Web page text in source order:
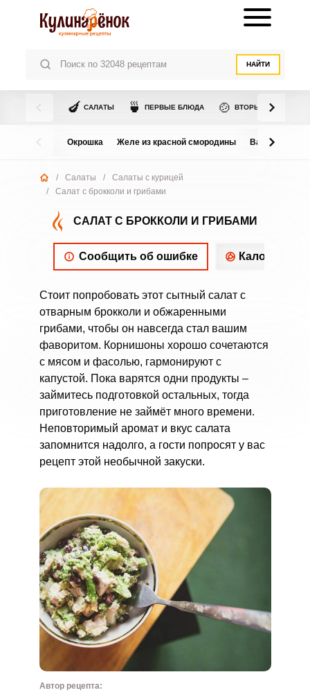
НАЙТИ
🍆 САЛАТЫ 🍵 ПЕРВЫЕ БЛЮДА 🍲 ВТОРЫЕ БЛЮДА
Окрошка Желе из красной смородины Варенье из
/ Салаты /
Салаты с курицей
/
Салат с брокколи и грибами
САЛАТ С БРОККОЛИ И ГРИБАМИ
Сообщить об ошибке
Стоит попробовать этот сытный салат с
отварным брокколи и обжаренными
грибами, чтобы он навсегда стал вашим
фаворитом. Корнишоны хорошо сочетаются
с мясом и фасолью, гармонируют с
капустой. Пока варятся одни продукты –
займитесь подготовкой остальных, тогда
приготовление не займёт много времени.
Неповторимый аромат и вкус салата
запомнится надолго, а гости попросят у вас
рецепт этой необычной закуски.
Автор рецепта: